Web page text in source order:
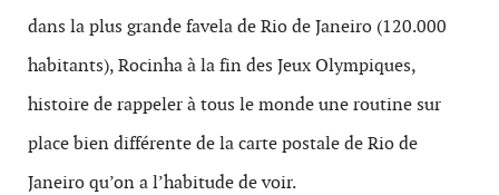
dans la plus grande favela de Rio de Janeiro (120.000
habitants), Rocinha à la fin des Jeux Olympiques,
histoire de rappeler à tous le monde une routine sur
place bien différente de la carte postale de Rio de
Janeiro qu’on a l’habitude de voir.